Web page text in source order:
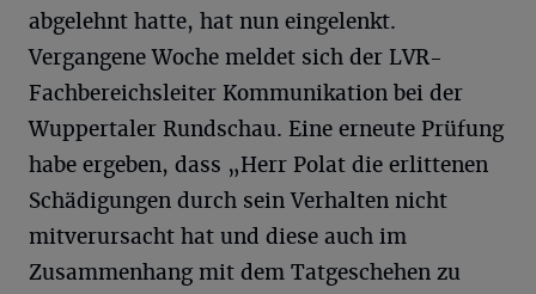
abgelehnt hatte, hat nun eingelenkt.
Vergangene Woche meldet sich der LVR-
Fachbereichsleiter Kommunikation bei der
Wuppertaler Rundschau. Eine erneute Prüfung
habe ergeben, dass „Herr Polat die erlittenen
Schädigungen durch sein Verhalten nicht
mitverursacht hat und diese auch im
Zusammenhang mit dem Tatgeschehen zu